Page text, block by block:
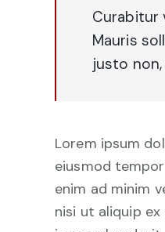
Curabitur
Mauris
justo
Lorem ipsum
eiusmod
enim ad minim
nisi ut aliquip